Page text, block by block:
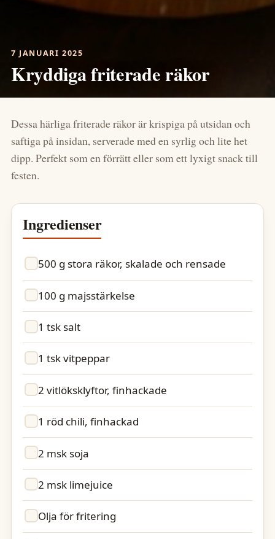
7 JANUARI 2025
Kryddiga friterade räkor
Dessa härliga friterade räkor är krispiga på utsidan och
saftiga på insidan, serverade med en syrlig och lite het
dipp. Perfekt som en förrätt eller som ett lyxigt snack till
festen.
Ingredienser
500 g stora räkor, skalade och rensade
100 g majsstärkelse
1 tsk salt
1 tsk vitpeppar
2 vitlöksklyftor, finhackade
1 röd chili, finhackad
2 msk soja
2 msk limejuice
Olja för fritering